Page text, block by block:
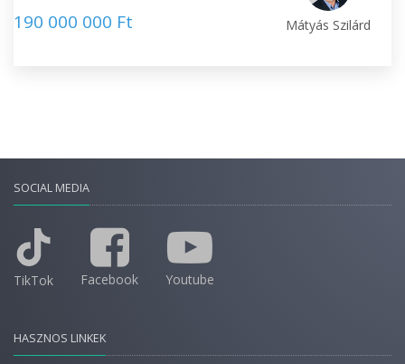
190 000 000 Ft Mátyás Szilárd
SOCIAL MEDIA
TikTok Facebook Youtube
HASZNOS LINKEK